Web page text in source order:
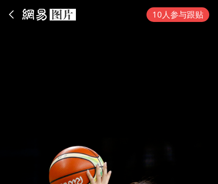
10人参与跟贴